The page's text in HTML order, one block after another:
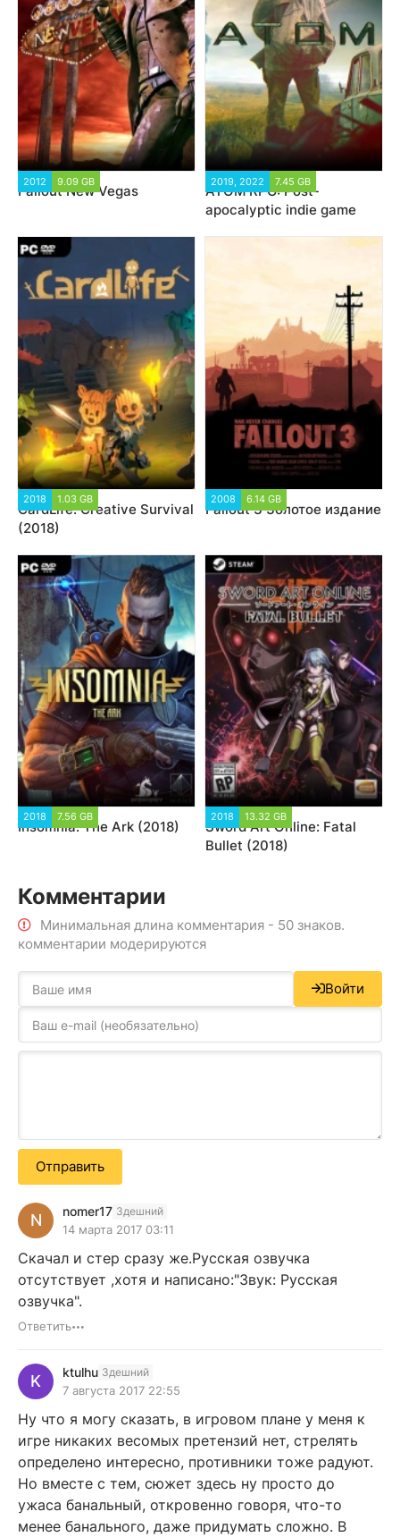
2012 9.09 GB
Fallout New Vegas
2019, 2022 7.45 GB
ATOM RPG: Post-
apocalyptic indie game
2018 1.03 GB
CardLife: Creative Survival
(2018)
2008 6.14 GB
Fallout 3 Золотое издание
2018 7.56 GB
Insomnia: The Ark (2018)
2018 13.32 GB
Sword Art Online: Fatal
Bullet (2018)
Комментарии
Минимальная длина комментария - 50 знаков.
комментарии модерируются
Войти
Отправить
N nomer17 Здешний
14 марта 2017 03:11
Скачал и стер сразу же.Русская озвучка
отсутствует ,хотя и написано:"Звук: Русская
озвучка".
Ответить
K ktulhu Здешний
7 августа 2017 22:55
Ну что я могу сказать, в игровом плане у меня к
игре никаких весомых претензий нет, стрелять
определено интересно, противники тоже радуют.
Но вместе с тем, сюжет здесь ну просто до
ужаса банальный, откровенно говоря, что-то
менее банального, даже придумать сложно. В